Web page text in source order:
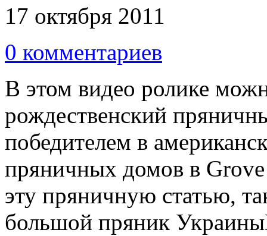
17 октября 2011
0 комментариев
В этом видео ролике
рождественский
победителем в
пряничных домов в Grove
эту пряничную статью,
большой пряник